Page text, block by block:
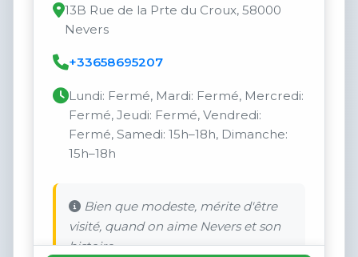
13B Rue de la Prte du Croux, 58000
Nevers
+33658695207
Lundi: Fermé, Mardi: Fermé, Mercredi:
Fermé, Jeudi: Fermé, Vendredi:
Fermé, Samedi: 15h–18h, Dimanche:
15h–18h
Bien que modeste, mérite d'être
visité, quand on aime Nevers et son
histoire